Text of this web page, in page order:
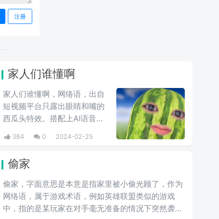
注册
家人们谁懂啊
家人们谁懂啊，网络语，出自
短视频平台只露出眼睛和嘴的
西瓜头特效。搭配上AI语音
TVB女声“家人们谁懂啊”的开
场白，一股浓浓的绿茶味儿。
共鸣或寻求理解的呼声，让人
感到亲切和温暖。后来，伴随
特效的走红引来了一批网友的
翻拍，还被一些恶意引流的博
主进行了二创，现在主要在发
384 0 2024-02-25
偷家
偷家，字面意思是本意是指家里被小偷光顾了，作为
网络语，属于游戏术语，例如英雄联盟类似的游戏
中，指的是某玩家在对手毫无准备的情况下突然袭击